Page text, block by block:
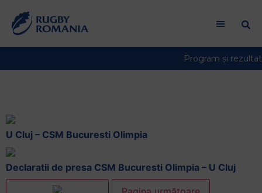
U Cluj – CSM Bucuresti Olimpia
Declaratii de presa CSM Bucuresti Olimpia – U Cluj